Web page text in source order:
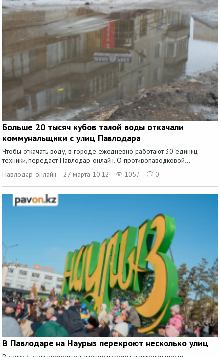
Больше 20 тысяч кубов талой воды откачали
коммунальщики с улиц Павлодара
Чтобы откачать воду, в городе ежедневно работают 30 единиц
техники, передает Павлодар-онлайн. О противопаводковой...
Павлодар-онлайн
27 марта 10:12 1057 0
В Павлодаре на Наурыз перекроют несколько улиц